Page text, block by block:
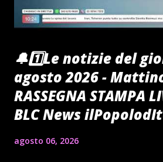
🔔1️⃣Le notizie del
agosto 2026 -
RASSEGNA STAMPA
BLC News
agosto 06, 2026